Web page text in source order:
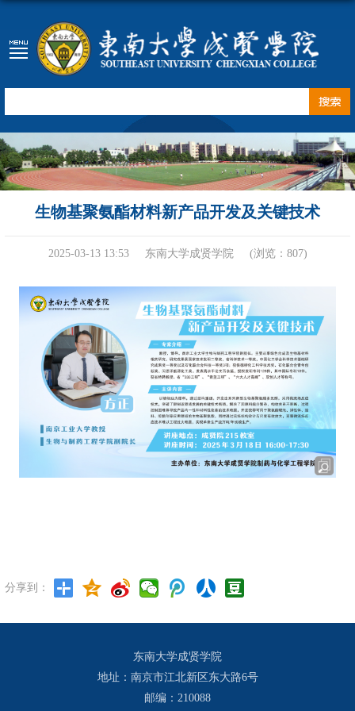
生物基聚氨酯材料新产品开发及关键技术
2025-03-13 13:53 东南大学成贤学院 (浏览： 807)
分享到：
东南大学成贤学院
地址：南京市江北新区东大路6号
邮编：210088